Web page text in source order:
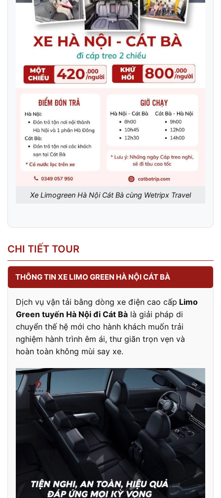
Xe Limogreen Hà Nội Cát Bà cùng Wetripx Travel
CHI TIẾT TOUR
THÔNG TIN XE LIMO GREEN HÀ NỘI CÁT BÀ
Dịch vụ vận tải bằng dòng xe điện cao cấp Limo
Green tuyến Hà Nội đi Cát Bà là giải pháp di
chuyển thế hệ mới cho hành khách muốn trải
nghiệm hành trình êm ái, thư giãn trọn vẹn và
hoàn toàn không mùi say xe.